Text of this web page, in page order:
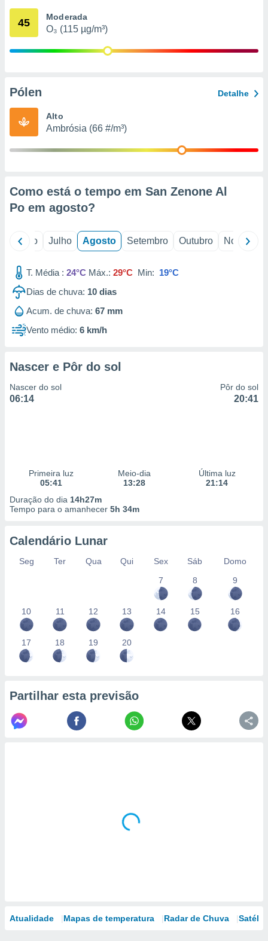
através
estudos
1199
45 Moderada
O₃ (115 µg/m³)
Pólen Detalhe
Alto
Ambrósia (66 #/m³)
Como está o tempo em San Zenone Al
Po em agosto?
Junho Julho Agosto Setembro Outubro Novembro
T. Média : 24°C Máx.: 29°C Min: 19°C
Dias de chuva: 10 dias
Acum. de chuva: 67 mm
Vento médio: 6 km/h
Nascer e Pôr do sol
Nascer do sol
06:14
Pôr do sol
20:41
Primeira luz
05:41
Meio-dia
13:28
Última luz
21:14
Duração do dia 14h27m
Tempo para o amanhecer 5h 34m
Calendário Lunar
Seg Ter Qua Qui Sex Sáb
Domo
7
8 9
10 11 12 13 14 15 16
17 18 19 20
Partilhar esta previsão
Atualidade Mapas de temperatura Radar de Chuva